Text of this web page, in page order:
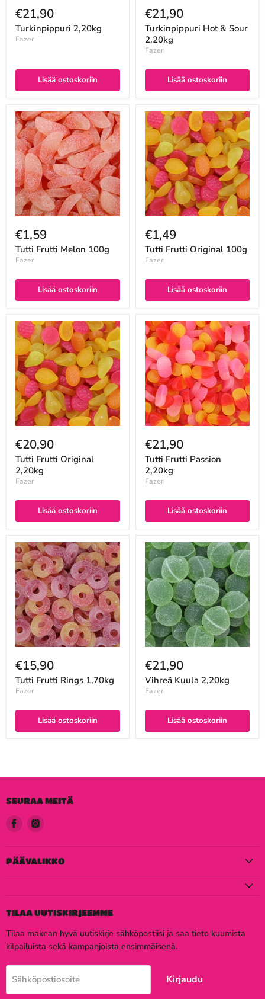
€21,90
Turkinpippuri 2,20kg
Fazer
Lisää ostoskoriin
€21,90
Turkinpippuri Hot & Sour
2,20kg
Fazer
Lisää ostoskoriin
€1,59
Tutti Frutti Melon 100g
Fazer
Lisää ostoskoriin
€1,49
Tutti Frutti Original 100g
Fazer
Lisää ostoskoriin
€20,90
Tutti Frutti Original
2,20kg
Fazer
Lisää ostoskoriin
€21,90
Tutti Frutti Passion
2,20kg
Fazer
Lisää ostoskoriin
€15,90
Tutti Frutti Rings 1,70kg
Fazer
Lisää ostoskoriin
€21,90
Vihreä Kuula 2,20kg
Fazer
Lisää ostoskoriin
SEURAA MEITÄ
Löydä
meidät
Facebook
Löydä
Instagram
PÄÄVALIKKO
TILAA UUTISKIRJEEMME
Tilaa makean hyvä uutiskirje sähköpostiisi ja saa tieto kuumista
kilpailuista sekä kampanjoista ensimmäisenä.
Sähköpostiosoite Kirjaudu